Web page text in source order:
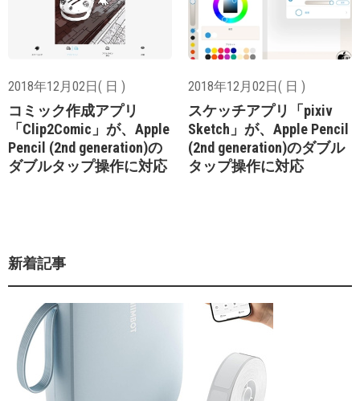
2018年12月02日( 日 )
コミック作成アプリ
「Clip2Comic」が、Apple
Pencil (2nd generation)の
ダブルタップ操作に対応
2018年12月02日( 日 )
スケッチアプリ「pixiv
Sketch」が、Apple Pencil
(2nd generation)のダブル
タップ操作に対応
新着記事